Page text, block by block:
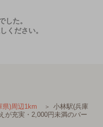
した。
ください。
県)周辺1km
小林駅(兵庫
が充実・2,000円未満のバー